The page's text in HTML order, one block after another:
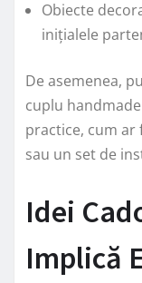
Obiecte
inițialele
De asemenea,
cuplu
practice, cum ar
sau un set de
Idei
Implică